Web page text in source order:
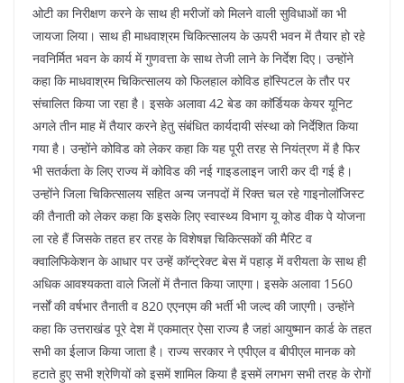
ओटी का निरीक्षण करने के साथ ही मरीजों को मिलने वाली सुविधाओं का भी
जायजा लिया। साथ ही माधवाश्रम चिकित्सालय के ऊपरी भवन में तैयार हो रहे
नवनिर्मित भवन के कार्य में गुणवत्ता के साथ तेजी लाने के निर्देश दिए। उन्होंने
कहा कि माधवाश्रम चिकित्सालय को फिलहाल कोविड हाॅस्पिटल के तौर पर
संचालित किया जा रहा है। इसके अलावा 42 बेड का काॅर्डियक केयर यूनिट
अगले तीन माह में तैयार करने हेतु संबंधित कार्यदायी संस्था को निर्देशित किया
गया है। उन्होंने कोविड को लेकर कहा कि यह पूरी तरह से नियंत्रण में है फिर
भी सतर्कता के लिए राज्य में कोविड की नई गाइडलाइन जारी कर दी गई है।
उन्होंने जिला चिकित्सालय सहित अन्य जनपदों में रिक्त चल रहे गाइनोलाॅजिस्ट
की तैनाती को लेकर कहा कि इसके लिए स्वास्थ्य विभाग यू कोड वीक पे योजना
ला रहे हैं जिसके तहत हर तरह के विशेषज्ञ चिकित्सकों की मैरिट व
क्वालिफिकेशन के आधार पर उन्हें काॅन्ट्रेक्ट बेस में पहाड़ में वरीयता के साथ ही
अधिक आवश्यकता वाले जिलों में तैनात किया जाएगा। इसके अलावा 1560
नर्सों की वर्षभार तैनाती व 820 एएनएम की भर्ती भी जल्द की जाएगी। उन्होंने
कहा कि उत्तराखंड पूरे देश में एकमात्र ऐसा राज्य है जहां आयुष्मान कार्ड के तहत
सभी का ईलाज किया जाता है। राज्य सरकार ने एपीएल व बीपीएल मानक को
हटाते हुए सभी श्रेणियों को इसमें शामिल किया है इसमें लगभग सभी तरह के रोगों